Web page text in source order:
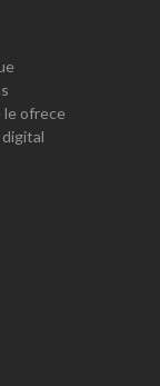
le ofrece